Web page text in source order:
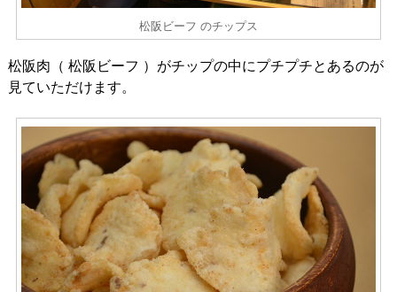
松阪ビーフ のチップス
松阪肉（ 松阪ビーフ ）がチップの中にプチプチとあるのが
見ていただけます。